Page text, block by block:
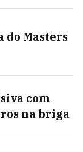
do Masters
com
na briga